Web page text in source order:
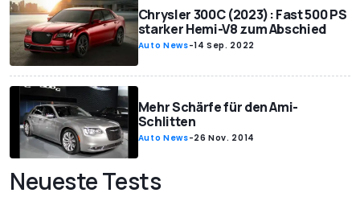
Chrysler 300C (2023): Fast 500 PS
starker Hemi-V8 zum Abschied
Auto News-14 Sep. 2022
Mehr Schärfe für den Ami-
Schlitten
Auto News-26 Nov. 2014
Neueste Tests